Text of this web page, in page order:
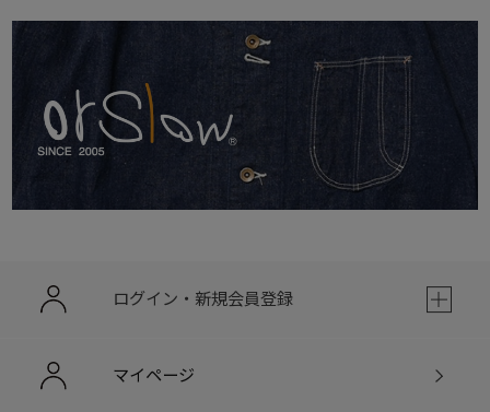
ログイン・新規会員登録
マイページ